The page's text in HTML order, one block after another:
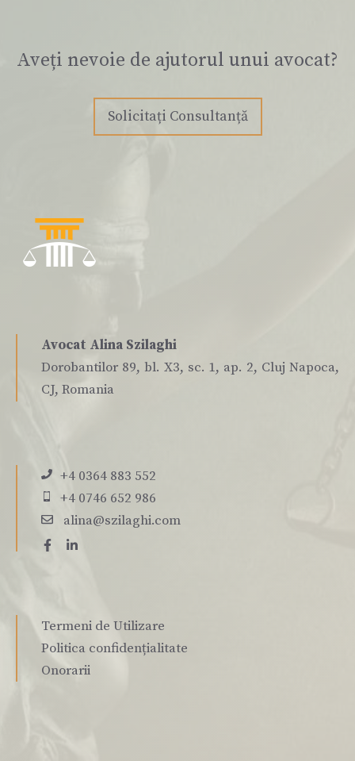
Aveți nevoie de ajutorul unui avocat?
Solicitați Consultanță
Avocat Alina Szilaghi
Dorobantilor 89, bl. X3, sc. 1, ap. 2, Cluj Napoca,
CJ, Romania
+4 0364 883 552
+4 0746 652 986
alina@szilaghi.com
Termeni de Utilizare
Politica confidențialitate
Onorarii